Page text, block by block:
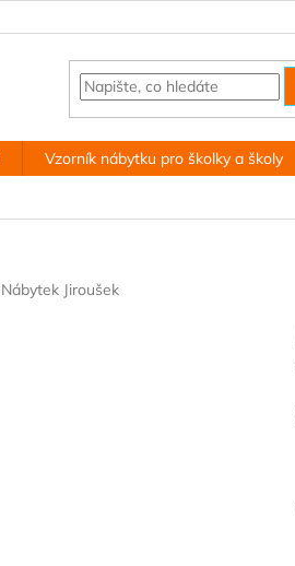
Vzorník nábytku pro školky a školy
Nábytek Jiroušek